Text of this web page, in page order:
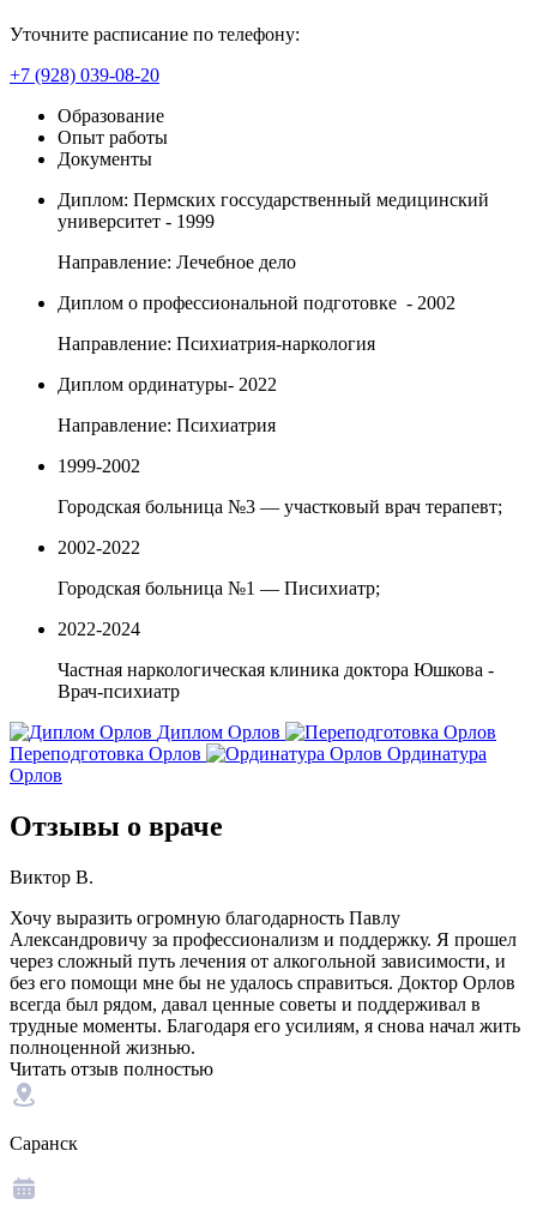
Уточните расписание по телефону:
+7 (928) 039-08-20
Образование
Опыт работы
Документы
Диплом: Пермских госсударственный медицинский
университет - 1999
Направление: Лечебное дело
Диплом о профессиональной подготовке - 2002
Направление: Психиатрия-наркология
Диплом ординатуры- 2022
Направление: Психиатрия
1999-2002
Городская больница №3 — участковый врач терапевт;
2002-2022
Городская больница №1 — Писихиатр;
2022-2024
Частная наркологическая клиника доктора Юшкова -
Врач-психиатр
Диплом Орлов
Переподготовка Орлов
Ординатура
Орлов
Отзывы о враче
Виктор В.
Хочу выразить огромную благодарность Павлу
Александровичу за профессионализм и поддержку. Я прошел
через сложный путь лечения от алкогольной зависимости, и
без его помощи мне бы не удалось справиться. Доктор Орлов
всегда был рядом, давал ценные советы и поддерживал в
трудные моменты. Благодаря его усилиям, я снова начал жить
полноценной жизнью.
Читать отзыв полностью
Саранск